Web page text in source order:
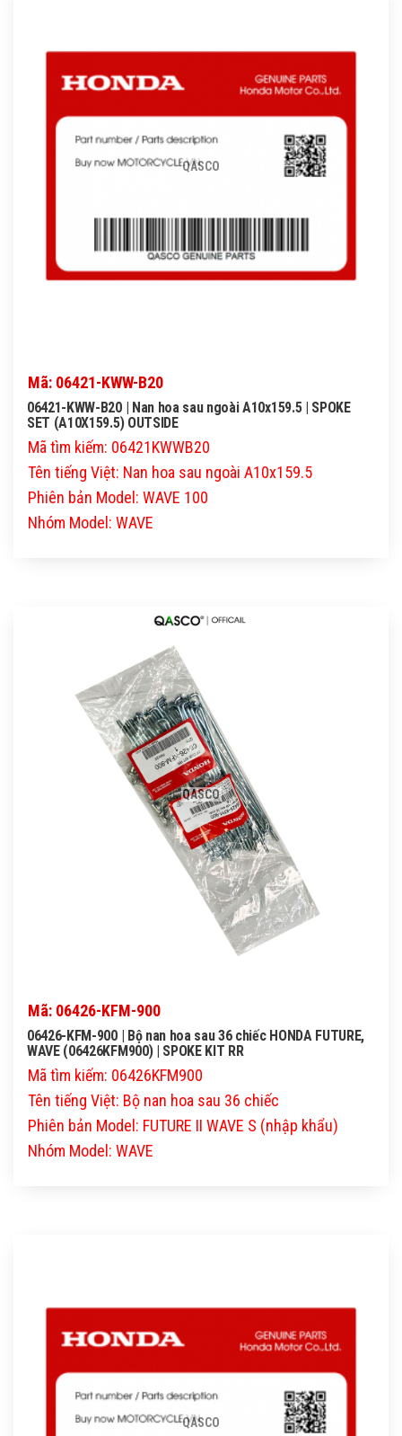
QASCO
Mã: 06421-KWW-B20
06421-KWW-B20 | Nan hoa sau ngoài A10x159.5 | SPOKE
SET (A10X159.5) OUTSIDE
Mã tìm kiếm: 06421KWWB20
Tên tiếng Việt: Nan hoa sau ngoài A10x159.5
Phiên bản Model: WAVE 100
Nhóm Model: WAVE
QASCO
Mã: 06426-KFM-900
06426-KFM-900 | Bộ nan hoa sau 36 chiếc HONDA FUTURE,
WAVE (06426KFM900) | SPOKE KIT RR
Mã tìm kiếm: 06426KFM900
Tên tiếng Việt: Bộ nan hoa sau 36 chiếc
Phiên bản Model: FUTURE II WAVE S (nhập khẩu)
Nhóm Model: WAVE
QASCO